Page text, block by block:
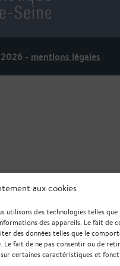
aux cookies
utilisons des technologies telles que
des appareils. Le fait de
des données telles que le
Le fait de ne pas consentir ou de
certaines caractéristiques et
- mentions légales